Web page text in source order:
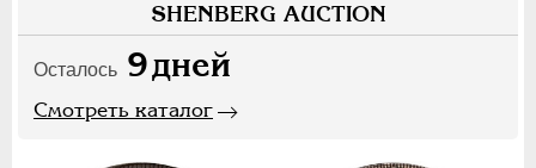
SHENBERG AUCTION
Осталось 9дней
Смотреть каталог